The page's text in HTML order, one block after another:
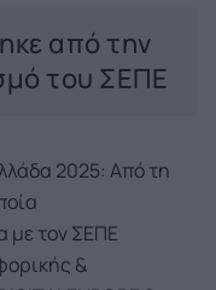
από την
του ΣΕΠΕ
2025: Από τη
με τον ΣΕΠΕ
&